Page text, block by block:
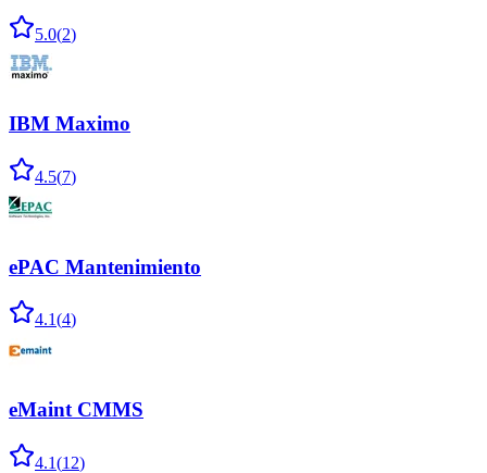
5.0(2)
IBM Maximo
4.5(7)
ePAC Mantenimiento
4.1(4)
eMaint CMMS
4.1(12)